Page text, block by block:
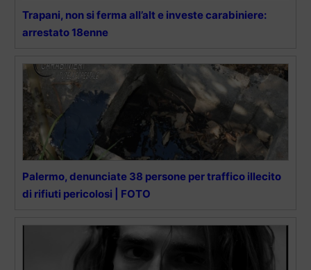
Trapani, non si ferma all’alt e investe carabiniere:
arrestato 18enne
Palermo, denunciate 38 persone per traffico illecito
di rifiuti pericolosi | FOTO